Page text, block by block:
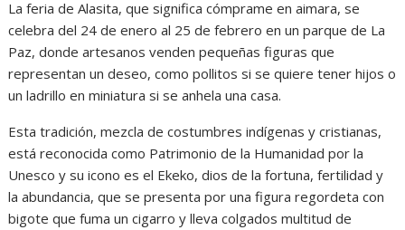
La feria de Alasita, que significa cómprame en aimara, se
celebra del 24 de enero al 25 de febrero en un parque de La
Paz, donde artesanos venden pequeñas figuras que
representan un deseo, como pollitos si se quiere tener hijos o
un ladrillo en miniatura si se anhela una casa.
Esta tradición, mezcla de costumbres indígenas y cristianas,
está reconocida como Patrimonio de la Humanidad por la
Unesco y su icono es el Ekeko, dios de la fortuna, fertilidad y
la abundancia, que se presenta por una figura regordeta con
bigote que fuma un cigarro y lleva colgados multitud de